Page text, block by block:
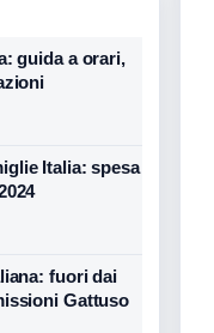
guida a orari,
Italia: spesa
fuori dai
Gattuso